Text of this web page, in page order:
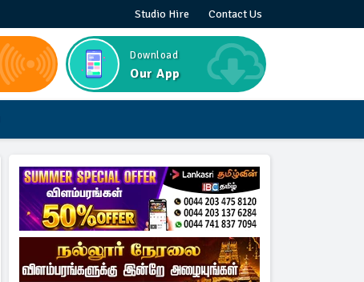
Studio Hire Contact Us
Download
Our App